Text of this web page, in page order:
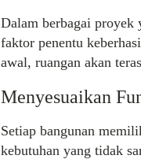
Dalam berbagai proyek
faktor penentu
awal, ruangan akan
Menyesuaikan
Setiap bangunan
kebutuhan yang tidak